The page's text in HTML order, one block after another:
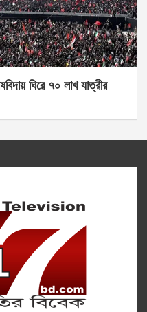
ঘিরে ৭০ লাখ যাত্রীর